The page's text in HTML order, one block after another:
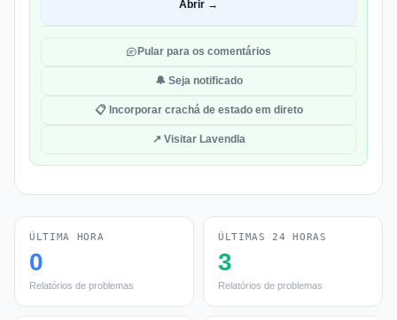
Abrir →
Pular para os comentários
🔔 Seja notificado
📋 Incorporar crachá de estado em direto
↗ Visitar Lavendla
ÚLTIMA HORA
0
Relatórios de problemas
ÚLTIMAS 24 HORAS
3
Relatórios de problemas